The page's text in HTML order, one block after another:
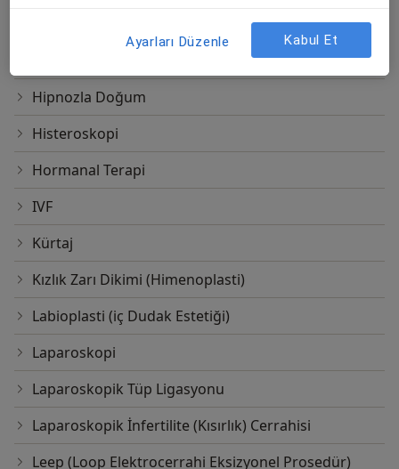
Hipnozla Doğum
Histeroskopi
Hormanal Terapi
IVF
Kürtaj
Kızlık Zarı Dikimi (Himenoplasti)
Labioplasti (iç Dudak Estetiği)
Laparoskopi
Laparoskopik Tüp Ligasyonu
Laparoskopik İnfertilite (Kısırlık) Cerrahisi
Leep (Loop Elektrocerrahi Eksizyonel Prosedür)
Ayarları Düzenle Kabul Et